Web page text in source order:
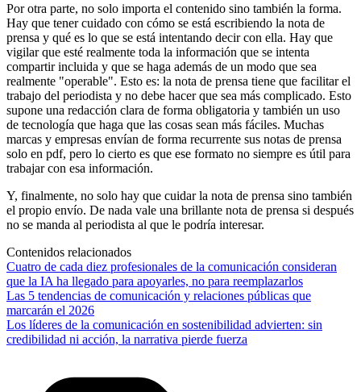
Por otra parte, no solo importa el contenido sino también la forma.
Hay que tener cuidado con cómo se está escribiendo la nota de
prensa y qué es lo que se está intentando decir con ella. Hay que
vigilar que esté realmente toda la información que se intenta
compartir incluida y que se haga además de un modo que sea
realmente "operable". Esto es: la nota de prensa tiene que facilitar el
trabajo del periodista y no debe hacer que sea más complicado. Esto
supone una redacción clara de forma obligatoria y también un uso
de tecnología que haga que las cosas sean más fáciles. Muchas
marcas y empresas envían de forma recurrente sus notas de prensa
solo en pdf, pero lo cierto es que ese formato no siempre es útil para
trabajar con esa información.
Y, finalmente, no solo hay que cuidar la nota de prensa sino también
el propio envío. De nada vale una brillante nota de prensa si después
no se manda al periodista al que le podría interesar.
Contenidos relacionados
Cuatro de cada diez profesionales de la comunicación consideran
que la IA ha llegado para apoyarles, no para reemplazarlos
Las 5 tendencias de comunicación y relaciones públicas que
marcarán el 2026
Los líderes de la comunicación en sostenibilidad advierten: sin
credibilidad ni acción, la narrativa pierde fuerza